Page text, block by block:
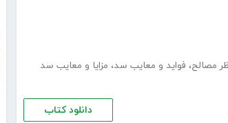
مصالح، فواید و معایب سد، مزایا و معایب سد
دانلود کتاب